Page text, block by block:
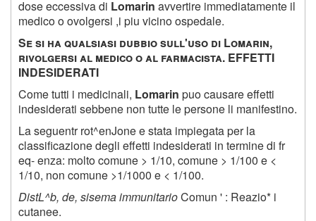
dose eccessiva di Lomarin avvertire immediatamente il
medico o ovolgersi ,i piu vicino ospedale.
Se si ha qualsiasi dubbio sull'uso di Lomarin,
rivolgersi al medico o al farmacista. EFFETTI
INDESIDERATI
Come tutti i medicinali, Lomarin puo causare effetti
indesiderati sebbene non tutte le persone li manifestino.
La seguentr rot^enJone e stata impiegata per la
classificazione degli effetti indesiderati in termine di fr
eq- enza: molto comune > 1/10, comune > 1/100 e <
1/10, non comune >1/1000 e < 1/100.
DistL^b, de, sisema immunitarioComun ' : Reazio* i
cutanee.